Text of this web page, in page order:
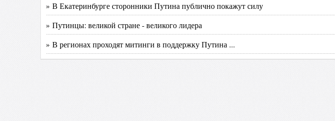
» В Екатеринбурге сторонники Путина публично покажут силу
» Путинцы: великой стране - великого лидера
» В регионах проходят митинги в поддержку Путина ...